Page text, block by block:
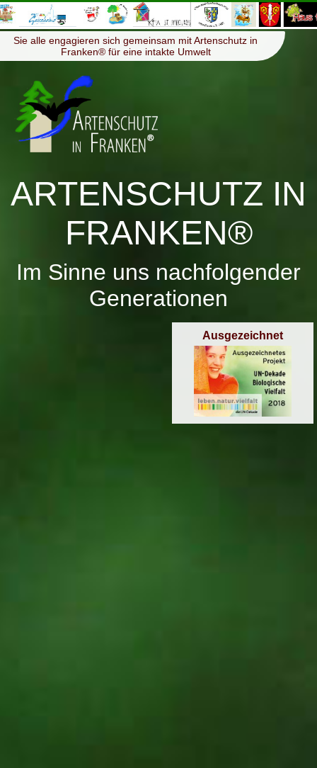
Menü ≡
Sie alle engagieren sich gemeinsam mit Artenschutz in
Franken® für eine intakte Umwelt
ARTENSCHUTZ IN
FRANKEN®
Im Sinne uns nachfolgender
Generationen
Ausgezeichnet